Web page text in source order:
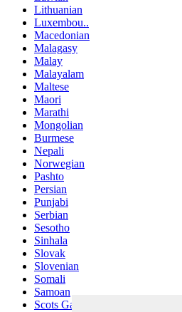
Lithuanian
Luxembou..
Macedonian
Malagasy
Malay
Malayalam
Maltese
Maori
Marathi
Mongolian
Burmese
Nepali
Norwegian
Pashto
Persian
Punjabi
Serbian
Sesotho
Sinhala
Slovak
Slovenian
Somali
Samoan
Scots Gaelic